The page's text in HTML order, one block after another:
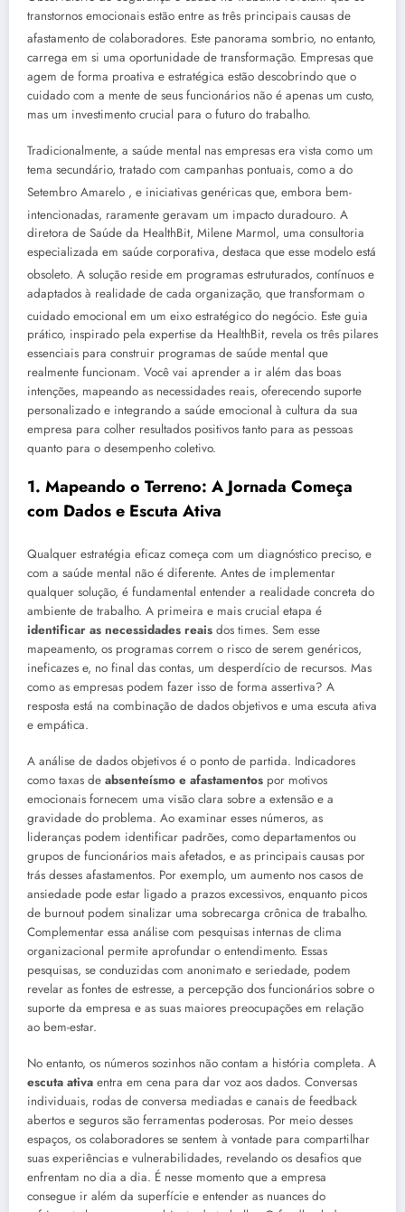
transtornos emocionais estão entre as três principais causas de
afastamento de colaboradores. Este panorama sombrio, no entanto,
carrega em si uma oportunidade de transformação. Empresas que
agem de forma proativa e estratégica estão descobrindo que o
cuidado com a mente de seus funcionários não é apenas um custo,
mas um investimento crucial para o futuro do trabalho.
Tradicionalmente, a saúde mental nas empresas era vista como um
tema secundário, tratado com campanhas pontuais, como a do
Setembro Amarelo , e iniciativas genéricas que, embora bem-
intencionadas, raramente geravam um impacto duradouro. A
diretora de Saúde da HealthBit, Milene Marmol, uma consultoria
especializada em saúde corporativa, destaca que esse modelo está
obsoleto. A solução reside em programas estruturados, contínuos e
adaptados à realidade de cada organização, que transformam o
cuidado emocional em um eixo estratégico do negócio. Este guia
prático, inspirado pela expertise da HealthBit, revela os três pilares
essenciais para construir programas de saúde mental que
realmente funcionam. Você vai aprender a ir além das boas
intenções, mapeando as necessidades reais, oferecendo suporte
personalizado e integrando a saúde emocional à cultura da sua
empresa para colher resultados positivos tanto para as pessoas
quanto para o desempenho coletivo.
1. Mapeando o Terreno: A Jornada Começa
com Dados e Escuta Ativa
Qualquer estratégia eficaz começa com um diagnóstico preciso, e
com a saúde mental não é diferente. Antes de implementar
qualquer solução, é fundamental entender a realidade concreta do
ambiente de trabalho. A primeira e mais crucial etapa é
identificar as necessidades reais dos times. Sem esse
mapeamento, os programas correm o risco de serem genéricos,
ineficazes e, no final das contas, um desperdício de recursos. Mas
como as empresas podem fazer isso de forma assertiva? A
resposta está na combinação de dados objetivos e uma escuta ativa
e empática.
A análise de dados objetivos é o ponto de partida. Indicadores
como taxas de absenteísmo e afastamentos por motivos
emocionais fornecem uma visão clara sobre a extensão e a
gravidade do problema. Ao examinar esses números, as
lideranças podem identificar padrões, como departamentos ou
grupos de funcionários mais afetados, e as principais causas por
trás desses afastamentos. Por exemplo, um aumento nos casos de
ansiedade pode estar ligado a prazos excessivos, enquanto picos
de burnout podem sinalizar uma sobrecarga crônica de trabalho.
Complementar essa análise com pesquisas internas de clima
organizacional permite aprofundar o entendimento. Essas
pesquisas, se conduzidas com anonimato e seriedade, podem
revelar as fontes de estresse, a percepção dos funcionários sobre o
suporte da empresa e as suas maiores preocupações em relação
ao bem-estar.
No entanto, os números sozinhos não contam a história completa. A
escuta ativa entra em cena para dar voz aos dados. Conversas
individuais, rodas de conversa mediadas e canais de feedback
abertos e seguros são ferramentas poderosas. Por meio desses
espaços, os colaboradores se sentem à vontade para compartilhar
suas experiências e vulnerabilidades, revelando os desafios que
enfrentam no dia a dia. É nesse momento que a empresa
consegue ir além da superfície e entender as nuances do